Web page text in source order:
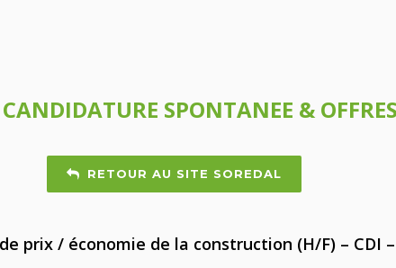
SPONTANEE &
RETOUR AU SITE SOREDAL
prix / économie de la construction (H/F) – CDI –